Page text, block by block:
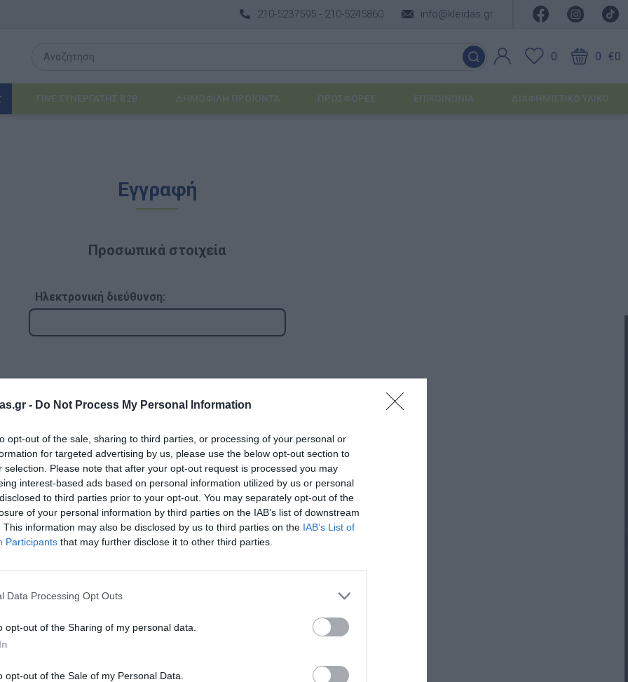
- Do Not Process My Personal Information
opt-out of the sale, sharing to third parties, or processing of your personal or
for targeted advertising by us, please use the below opt-out section to
selection. Please note that after your opt-out request is processed you may
interest-based ads based on personal information utilized by us or personal
to third parties prior to your opt-out. You may separately opt-out of the
of your personal information by third parties on the IAB’s list of downstream
This information may also be disclosed by us to third parties on the IAB’s List of
Participants that may further disclose it to other third parties.
Data Processing Opt Outs
opt-out of the Sharing of my personal data.
opt-out of the Sale of my Personal Data.
210-5237595 - 210-5245860 info@kleidas.gr
0 0 €0
Εργοθεραπεία
ΈΠΙΠΛΑ & ΕΞΟΠΛΙΣΜΌΣ
ΤΈΧΝΕΣ
Χειροτεχνία
Μουσική
Χορός & Θέατρο
ΠΑΙΔΑΓΩΓΙΚΌ ΥΛΙΚΌ ΓΙΑ ΕΝΉΛΙΚΕΣ
ΠΑΙΧΝΊΔΙΑ ΕΞΩΤΕΡΙΚΟΎ ΧΏΡΟΥ
Συνθέσεις Παιδικής Χαράς για ΑμεΑ
'Έντυπα-Βιβλία ΙΕΚ
ΓΙΝΕ ΣΥΝΕΡΓΑΤΗΣ B2B ΔΗΜΟΦΙΛΉ ΠΡΟΪΌΝΤΑ ΠΡΟΣΦΟΡΈΣ ΕΠΙΚΟΙΝΩΝΊΑ ΔΙΑΦΗΜΙΣΤΙΚΟ ΥΛΙΚΟ
Εγγραφή
Προσωπικά στοιχεία
Ηλεκτρονική διεύθυνση:
Επιλογές
Ενημερωτικό δελτίο:
Ο κωδικός πρόσβασης
Κωδικός πρόσβασης:
Επιβεβαίωση κωδικού: